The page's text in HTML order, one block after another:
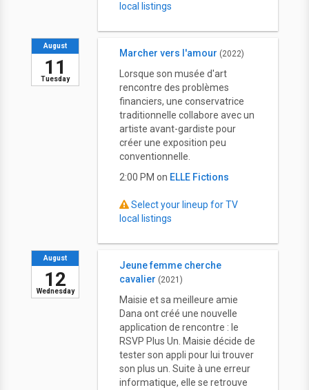
local listings
Tuesday
August
11
Marcher vers l'amour (2022)
Lorsque son musée d'art
rencontre des problèmes
financiers, une conservatrice
traditionnelle collabore avec un
artiste avant-gardiste pour
créer une exposition peu
conventionnelle.
2:00 PM on ELLE Fictions
Select your lineup for TV
local listings
Wednesday
August
12
Jeune femme cherche
cavalier (2021)
Maisie et sa meilleure amie
Dana ont créé une nouvelle
application de rencontre : le
RSVP Plus Un. Maisie décide de
tester son appli pour lui trouver
son plus un. Suite à une erreur
informatique, elle se retrouve